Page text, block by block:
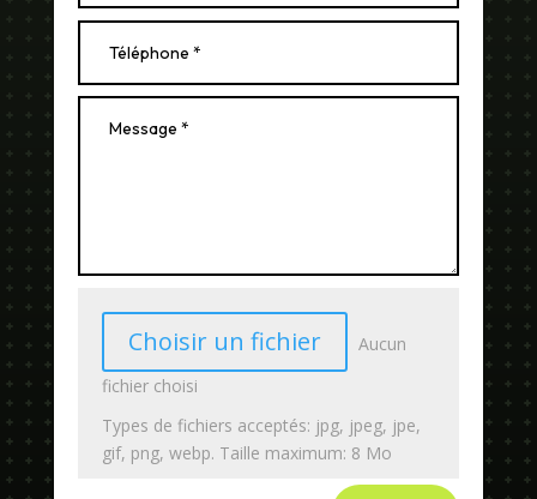
Choisir un fichier
Aucun
fichier choisi
Types de fichiers acceptés: jpg, jpeg, jpe,
gif, png, webp. Taille maximum: 8 Mo